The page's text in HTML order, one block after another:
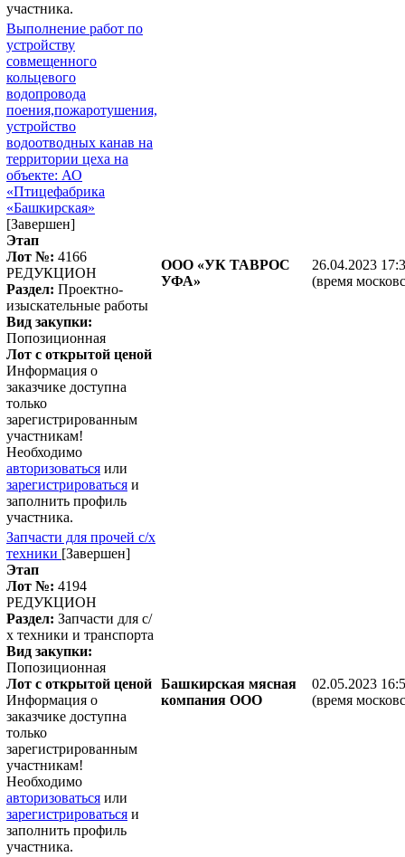
участника.
Выполнение работ по
устройству
совмещенного
кольцевого
водопровода
поения,пожаротушения,
устройство
водоотводных канав на
территории цеха на
объекте: АО
«Птицефабрика
«Башкирская»
[Завершен]
Этап
Лот №: 4166
РЕДУКЦИОН
Раздел: Проектно-
изыскательные работы
Вид закупки:
Попозиционная
Лот с открытой ценой
Информация о
заказчике доступна
только
зарегистрированным
участникам!
Необходимо
авторизоваться или
зарегистрироваться и
заполнить профиль
участника.
ООО «УК ТАВРОС
УФА»
26.04.2023
(время
Запчасти для прочей с/х
техники [Завершен]
Этап
Лот №: 4194
РЕДУКЦИОН
Раздел: Запчасти для с/
х техники и транспорта
Вид закупки:
Попозиционная
Лот с открытой ценой
Информация о
заказчике доступна
только
зарегистрированным
участникам!
Необходимо
авторизоваться или
зарегистрироваться и
заполнить профиль
участника.
Башкирская мясная
компания ООО
02.05.2023
(время